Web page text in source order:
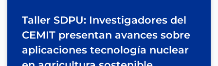
Taller SDPU: Investigadores del
CEMIT presentan avances sobre
aplicaciones tecnología nuclear